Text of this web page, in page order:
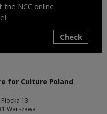
the NCC online
Check
for Culture Poland
Płocka 13
Warszawa